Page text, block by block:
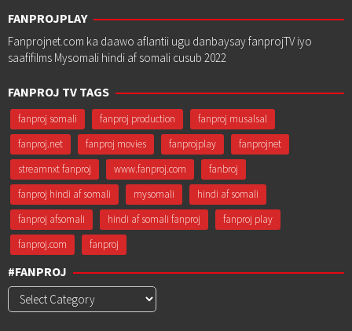
FANPROJPLAY
Fanprojnet.com ka daawo aflantii ugu danbaysay fanprojTV iyo
saafifilms Mysomali hindi af somali cusub 2022
FANPROJ TV TAGS
fanproj somali fanproj production
fanproj musalsal
fanproj.net
fanproj movies fanprojplay
fanprojnet
streamnxt fanproj
www.fanproj.com
fanbroj
fanproj hindi af somali
mysomali
hindi af somali
fanproj afsomali
hindi af somali fanproj
fanproj play
fanproj.com
fanproj
#FANPROJ
#Fanproj